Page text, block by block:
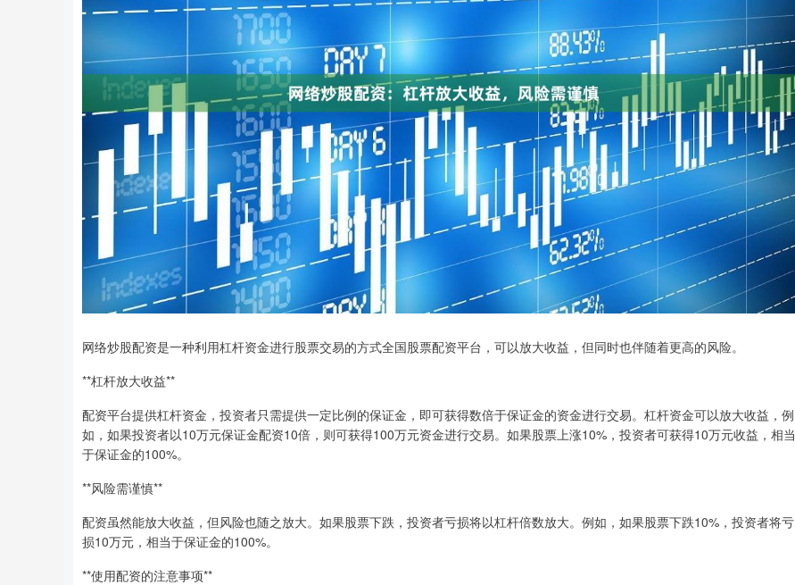
网络炒股配资是一种利用杠杆资金进行股票交易的方式全国股票配资平台，可以放大收益，但同时也伴随着更高的风险。
**杠杆放大收益**
配资平台提供杠杆资金，投资者只需提供一定比例的保证金，即可获得数倍于保证金的资金进行交易。杠杆资金可以放大收益，例
如，如果投资者以10万元保证金配资10倍，则可获得100万元资金进行交易。如果股票上涨10%，投资者可获得10万元收益，相当
于保证金的100%。
**风险需谨慎**
配资虽然能放大收益，但风险也随之放大。如果股票下跌，投资者亏损将以杠杆倍数放大。例如，如果股票下跌10%，投资者将亏
损10万元，相当于保证金的100%。
**使用配资的注意事项**